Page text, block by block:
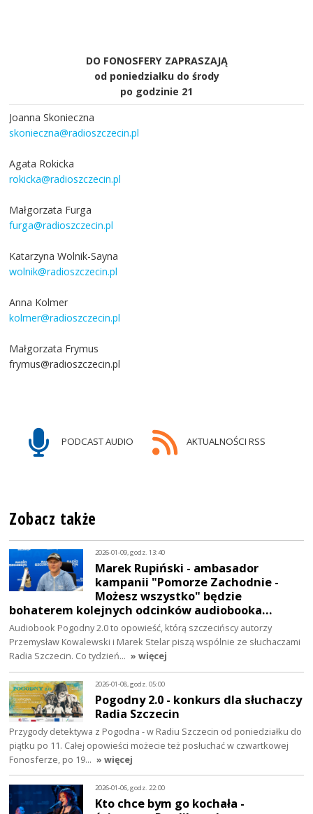
DO FONOSFERY ZAPRASZAJĄ
od poniedziałku do środy
po godzinie 21
Joanna Skonieczna
skonieczna@radioszczecin.pl
Agata Rokicka
rokicka@radioszczecin.pl
Małgorzata Furga
furga@radioszczecin.pl
Katarzyna Wolnik-Sayna
wolnik@radioszczecin.pl
Anna Kolmer
kolmer@radioszczecin.pl
Małgorzata Frymus
frymus@radioszczecin.pl
PODCAST AUDIO AKTUALNOŚCI RSS
Zobacz także
2026-01-09, godz. 13:40
Marek Rupiński - ambasador
kampanii "Pomorze Zachodnie -
Możesz wszystko" będzie
bohaterem kolejnych odcinków audiobooka…
Audiobook Pogodny 2.0 to opowieść, którą szczecińscy autorzy
Przemysław Kowalewski i Marek Stelar piszą wspólnie ze słuchaczami
Radia Szczecin. Co tydzień… » więcej
2026-01-08, godz. 05:00
Pogodny 2.0 - konkurs dla słuchaczy
Radia Szczecin
Przygody detektywa z Pogodna - w Radiu Szczecin od poniedziałku do
piątku po 11. Całej opowieści możecie też posłuchać w czwartkowej
Fonosferze, po 19… » więcej
2026-01-06, godz. 22:00
Kto chce bym go kochała -